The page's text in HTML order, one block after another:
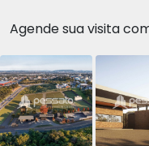
Agende sua visita